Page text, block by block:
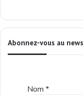
Abonnez-vous au
Nom *